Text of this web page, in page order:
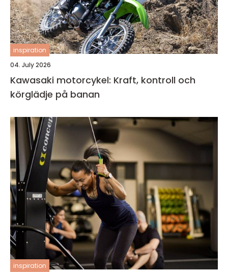
inspiration
04. July 2026
Kawasaki motorcykel: Kraft, kontroll och
körglädje på banan
inspiration